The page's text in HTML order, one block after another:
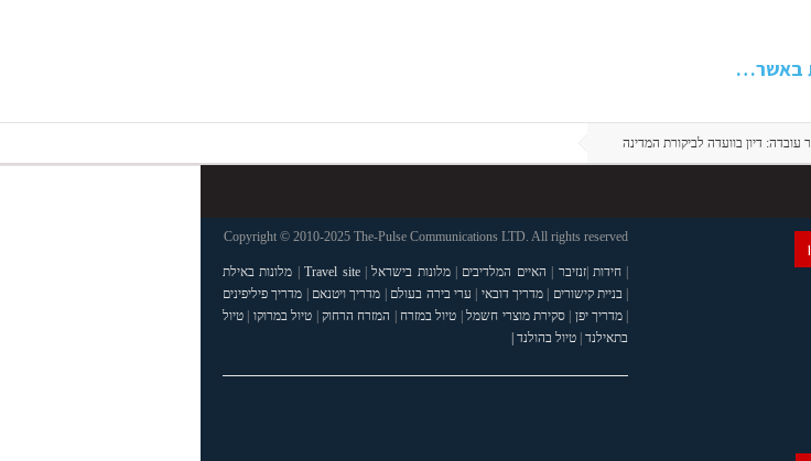
באשר…
עובדה: דיון בוועדה לביקורת המדינה
Copyright © 2010-2025 The-Pulse Communications LTD. All rights reserved
| חידות |זנזיבר | האיים המלדיבים |מלונות בישראל|
Travel site
| מלונות באילת
| בניית קישורים |מדריך דובאי | ערי בירה בעולם | מדריך ויטנאם | מדריך פיליפינים
| מדריך יפן |סקירת מוצרי חשמל| טיול במזרח | המזרח הרחוק | טיול במרוקו | טיול
בתאילנד| טיול בהולנד |